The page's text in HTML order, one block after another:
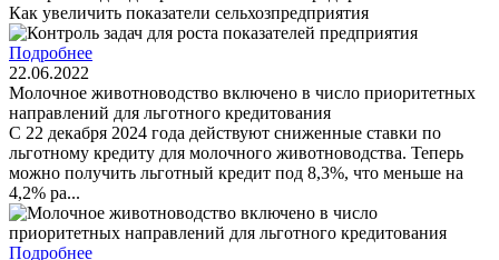
Как увеличить показатели сельхозпредприятия
Подробнее
22.06.2022
Молочное животноводство включено в число приоритетных
направлений для льготного кредитования
С 22 декабря 2024 года действуют сниженные ставки по
льготному кредиту для молочного животноводства. Теперь
можно получить льготный кредит под 8,3%, что меньше на
4,2% ра...
Подробнее